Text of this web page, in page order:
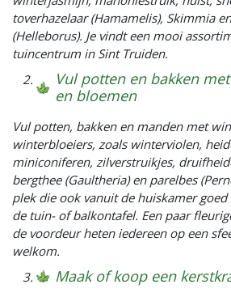
toverhazelaar (Hamamelis), Skimmia
(Helleborus). Je vindt een mooi
tuincentrum in Sint Truiden.
Vul potten en bakken
en bloemen
Vul potten, bakken en manden met
winterbloeiers, zoals winterviolen,
miniconiferen, zilverstruikjes,
bergthee (Gaultheria) en parelbes
plek die ook vanuit de huiskamer
de tuin- of balkontafel. Een paar
de voordeur heten iedereen op een
welkom.
Maak of koop een